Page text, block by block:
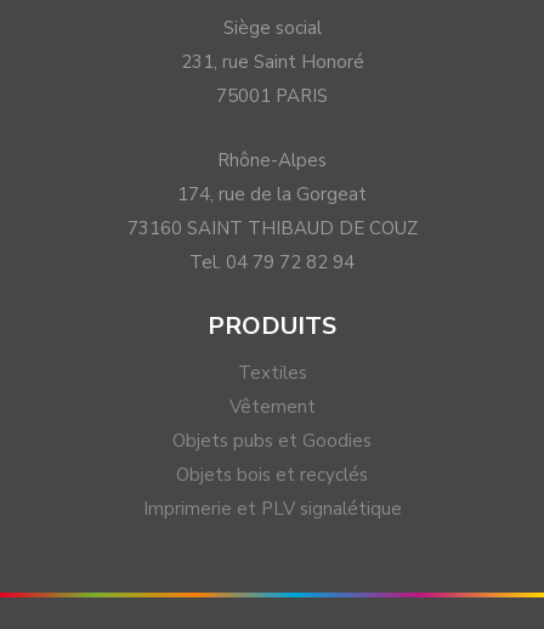
Siège social
231, rue Saint Honoré
75001 PARIS
Rhône-Alpes
174, rue de la Gorgeat
73160 SAINT THIBAUD DE COUZ
Tel. 04 79 72 82 94
PRODUITS
Textiles
Vêtement
Objets pubs et Goodies
Objets bois et recyclés
Imprimerie et PLV signalétique